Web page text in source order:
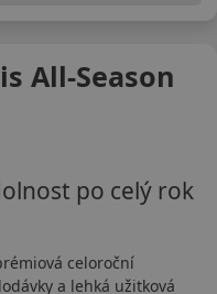
All-Season
po celý rok
celoroční
a lehká užitková